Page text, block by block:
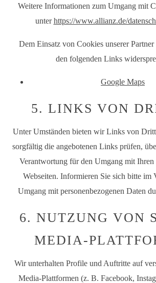
Weitere Informationen zum Umgang mit
unterhttps://www.allianz.de/
Dem Einsatz von Cookies unserer
den folgenden Links
Google Maps
5. LINKS VON
Unter Umständen bieten wir Links von
sorgfältig die angebotenen Links prüfen,
Verantwortung für den Umgang mit Ihren
Webseiten. Informieren Sie sich bitte im
Umgang mit personenbezogenen Daten
6. NUTZUNG VON
MEDIA-
Wir unterhalten Profile und Auftritte auf
Media-Plattformen (z. B. Facebook,